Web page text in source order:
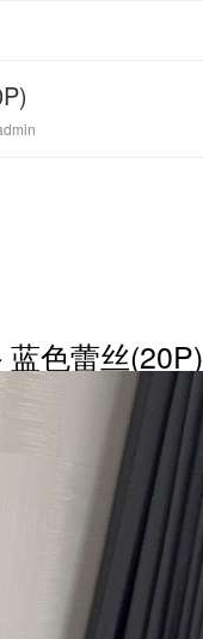
色蕾丝(20P)